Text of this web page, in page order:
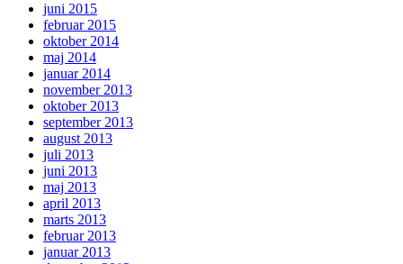
juni 2015
februar 2015
oktober 2014
maj 2014
januar 2014
november 2013
oktober 2013
september 2013
august 2013
juli 2013
juni 2013
maj 2013
april 2013
marts 2013
februar 2013
januar 2013